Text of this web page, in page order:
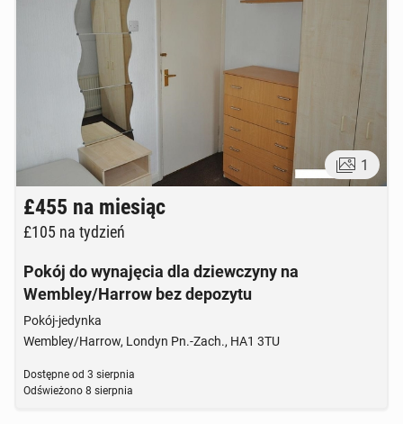
1
£455 na miesiąc
£105 na tydzień
Pokój do wynajęcia dla dziewczyny na
Wembley/Harrow bez depozytu
Pokój-jedynka
Wembley/Harrow, Londyn Pn.-Zach., HA1 3TU
Dostępne od 3 sierpnia
Odświeżono 8 sierpnia